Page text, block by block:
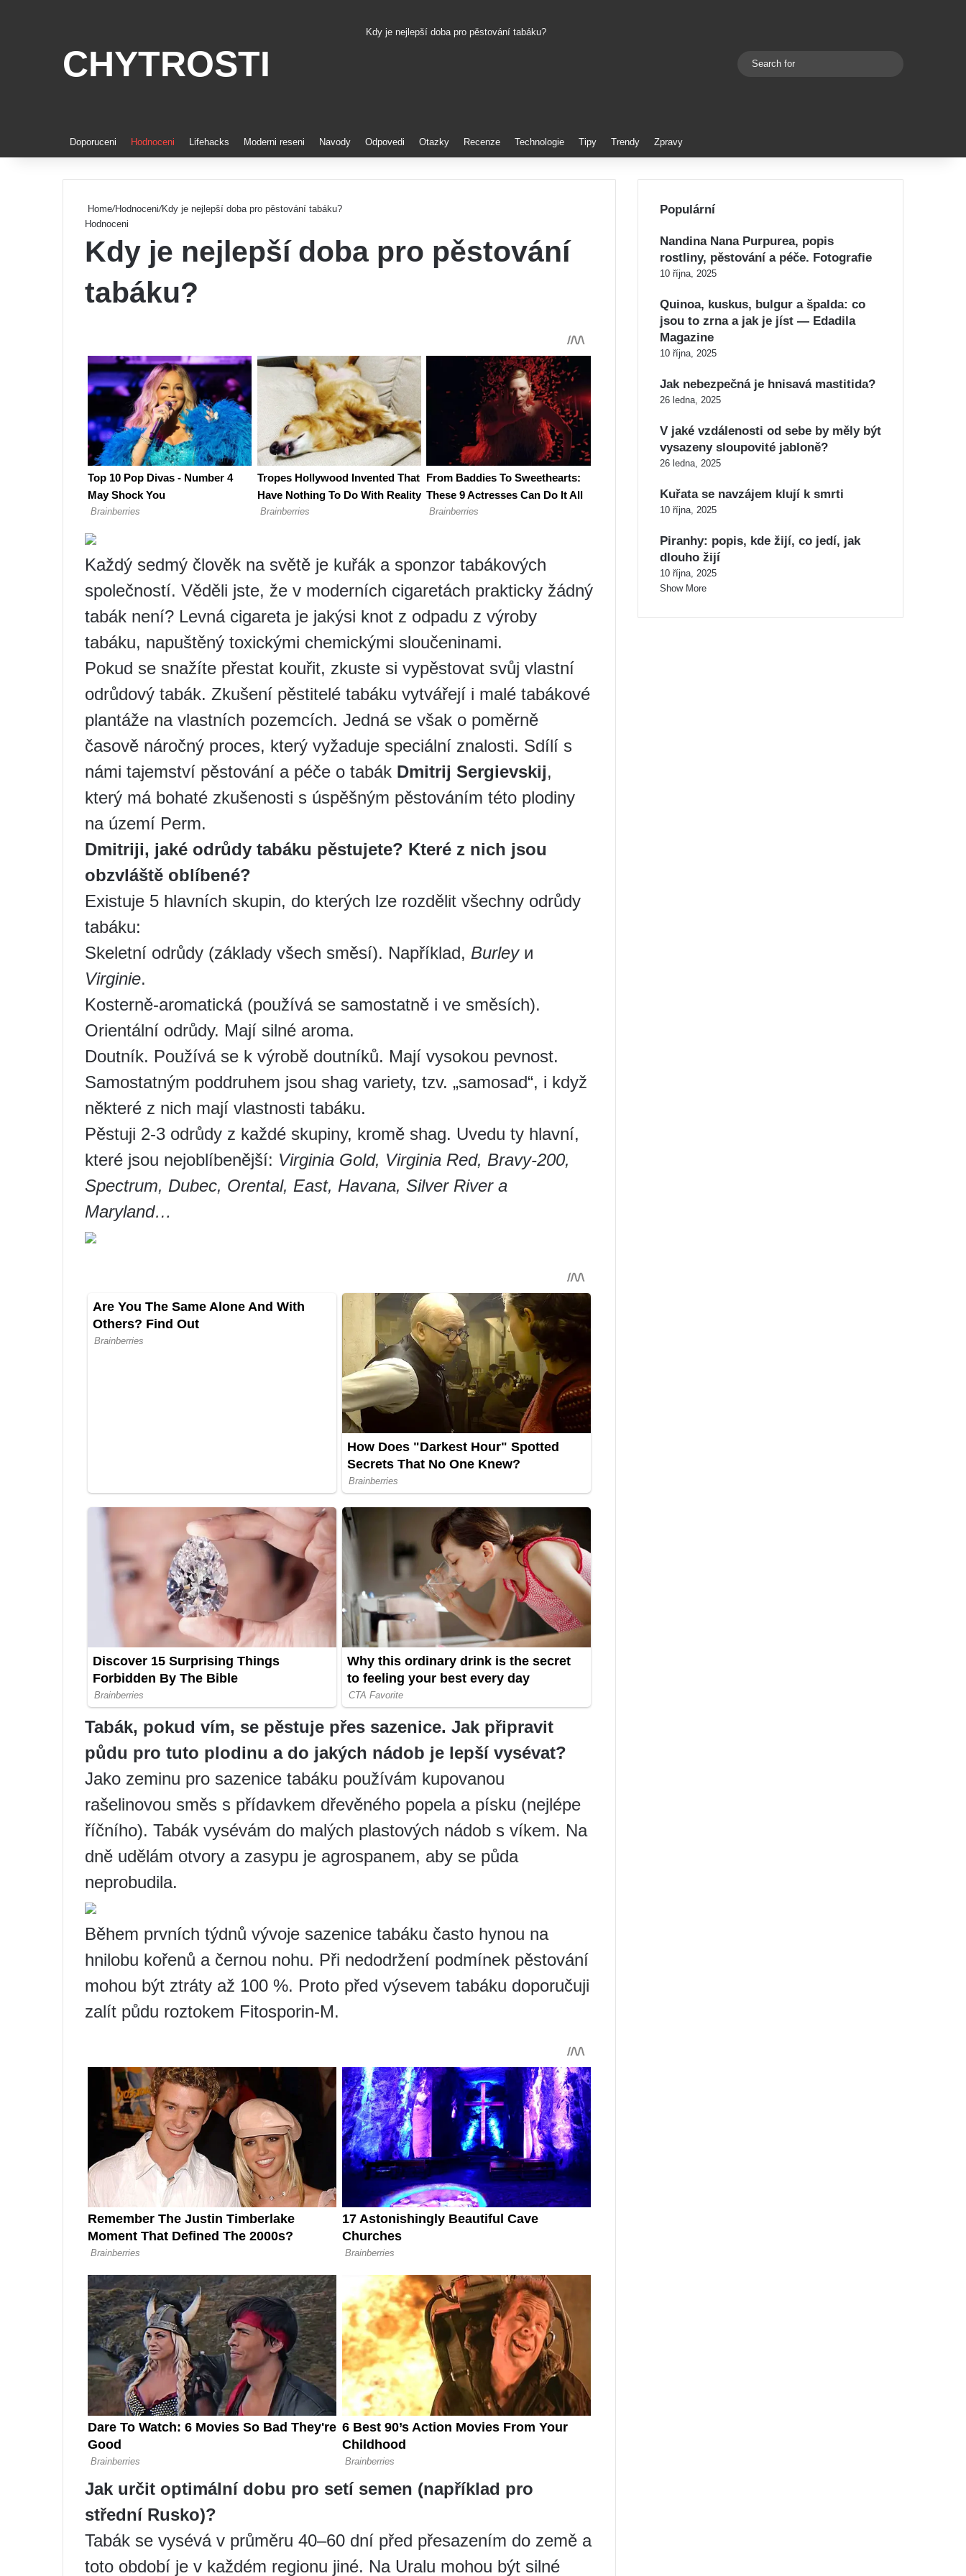
CHYTROSTI
Kdy je nejlepší doba pro pěstování tabáku?
Switch skin
Doporuceni Hodnoceni Lifehacks Moderni reseni Navody Odpovedi Otazky Recenze Technologie Tipy Trendy Zpravy
Home/Hodnoceni/Kdy je nejlepší doba pro pěstování tabáku?
Hodnoceni
Kdy je nejlepší doba pro pěstování
tabáku?
Každý sedmý člověk na světě je kuřák a sponzor tabákových
společností. Věděli jste, že v moderních cigaretách prakticky žádný
tabák není? Levná cigareta je jakýsi knot z odpadu z výroby
tabáku, napuštěný toxickými chemickými sloučeninami.
Pokud se snažíte přestat kouřit, zkuste si vypěstovat svůj vlastní
odrůdový tabák. Zkušení pěstitelé tabáku vytvářejí i malé tabákové
plantáže na vlastních pozemcích. Jedná se však o poměrně
časově náročný proces, který vyžaduje speciální znalosti. Sdílí s
námi tajemství pěstování a péče o tabák Dmitrij Sergievskij,
který má bohaté zkušenosti s úspěšným pěstováním této plodiny
na území Perm.
Dmitriji, jaké odrůdy tabáku pěstujete? Které z nich jsou
obzvláště oblíbené?
Existuje 5 hlavních skupin, do kterých lze rozdělit všechny odrůdy
tabáku:
Skeletní odrůdy (základy všech směsí). Například, Burleyи
Virginie.
Kosterně-aromatická (používá se samostatně i ve směsích).
Orientální odrůdy. Mají silné aroma.
Doutník. Používá se k výrobě doutníků. Mají vysokou pevnost.
Samostatným poddruhem jsou shag variety, tzv. „samosad“, i když
některé z nich mají vlastnosti tabáku.
Pěstuji 2-3 odrůdy z každé skupiny, kromě shag. Uvedu ty hlavní,
které jsou nejoblíbenější: Virginia Gold, Virginia Red, Bravy-200,
Spectrum, Dubec, Orental, East, Havana, Silver River a
Maryland…
Tabák, pokud vím, se pěstuje přes sazenice. Jak připravit
půdu pro tuto plodinu a do jakých nádob je lepší vysévat?
Jako zeminu pro sazenice tabáku používám kupovanou
rašelinovou směs s přídavkem dřevěného popela a písku (nejlépe
říčního). Tabák vysévám do malých plastových nádob s víkem. Na
dně udělám otvory a zasypu je agrospanem, aby se půda
neprobudila.
Během prvních týdnů vývoje sazenice tabáku často hynou na
hnilobu kořenů a černou nohu. Při nedodržení podmínek pěstování
mohou být ztráty až 100 %. Proto před výsevem tabáku doporučuji
zalít půdu roztokem Fitosporin-M.
Jak určit optimální dobu pro setí semen (například pro
střední Rusko)?
Tabák se vysévá v průměru 40–60 dní před přesazením do země a
toto období je v každém regionu jiné. Na Uralu mohou být silné
Populární
Nandina Nana Purpurea, popis
rostliny, pěstování a péče. Fotografie
10 října, 2025
Quinoa, kuskus, bulgur a špalda: co
jsou to zrna a jak je jíst — Edadila
Magazine
10 října, 2025
Jak nebezpečná je hnisavá mastitida?
26 ledna, 2025
V jaké vzdálenosti od sebe by měly být
vysazeny sloupovité jabloně?
26 ledna, 2025
Kuřata se navzájem klují k smrti
10 října, 2025
Piranhy: popis, kde žijí, co jedí, jak
dlouho žijí
10 října, 2025
Show More